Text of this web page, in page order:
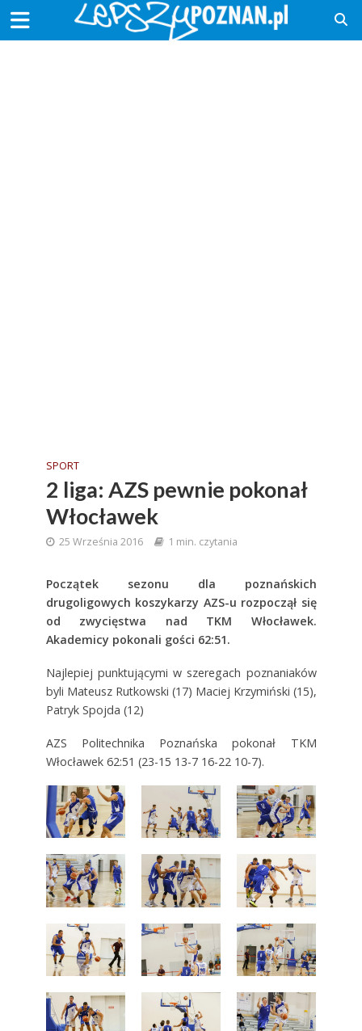
SPORT
2 liga: AZS pewnie pokonał
Włocławek
25 Września 2016 1 min. czytania
Początek sezonu dla poznańskich
drugoligowych koszykarzy AZS-u rozpoczął się
od zwycięstwa nad TKM Włocławek.
Akademicy pokonali gości 62:51.
Najlepiej punktującymi w szeregach poznaniaków
byli Mateusz Rutkowski (17) Maciej Krzymiński (15),
Patryk Spojda (12)
AZS Politechnika Poznańska pokonał TKM
Włocławek 62:51 (23-15 13-7 16-22 10-7).